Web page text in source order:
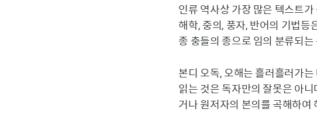
인류 역사상 가장 많은 텍스트
해학, 중의, 풍자, 반어의 기법등
종 충들의 종으로 임의 분류되
본디 오독, 오해는 흘러흘러가
읽는 것은 독자만의 잘못은 아
거나 원저자의 본의를 곡해하여